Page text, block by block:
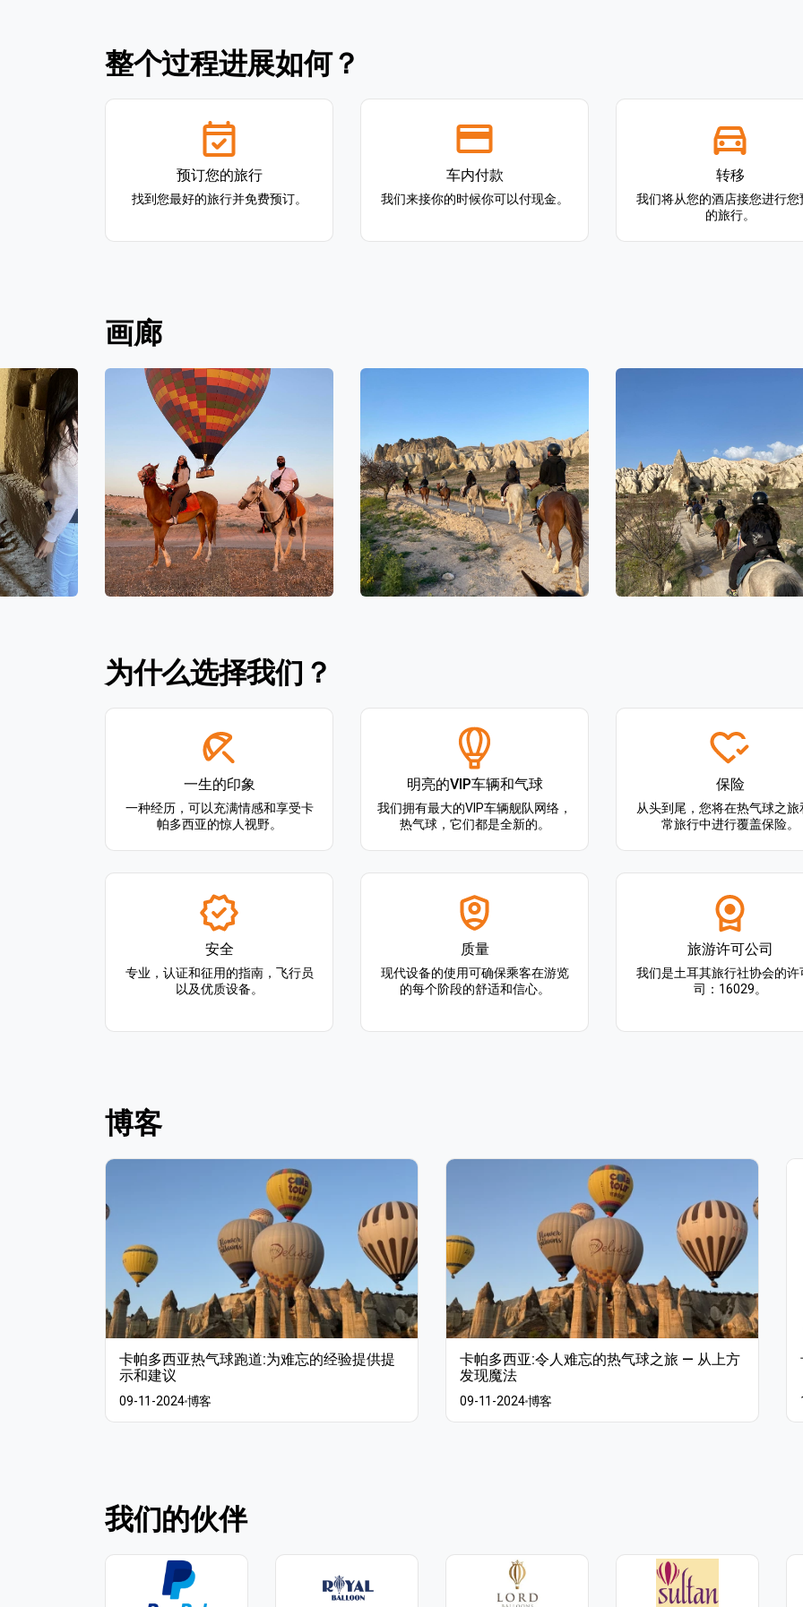
整个过程进展如何？
预订您的旅行
找到您最好的旅行并免费预订。
车内付款
我们来接你的时候你可以付现金。
转移
我们将从您的酒店接您进行您
的旅行。
画廊
为什么选择我们？
一生的印象
一种经历，可以充满情感和享受卡
帕多西亚的惊人视野。
明亮的VIP车辆和气球
我们拥有最大的VIP车辆舰队网络，
热气球，它们都是全新的。
保险
从头到尾，您将在热气球之旅
常旅行中进行覆盖保险。
安全
专业，认证和征用的指南，飞行员
以及优质设备。
质量
现代设备的使用可确保乘客在游览
的每个阶段的舒适和信心。
旅游许可公司
我们是土耳其旅行社协会的许
司：16029。
博客
卡帕多西亚热气球跑道:为难忘的经验提供提
示和建议
09-11-2024博客
卡帕多西亚:令人难忘的热气球之旅 — 从上方
发现魔法
09-11-2024博客
我们的伙伴